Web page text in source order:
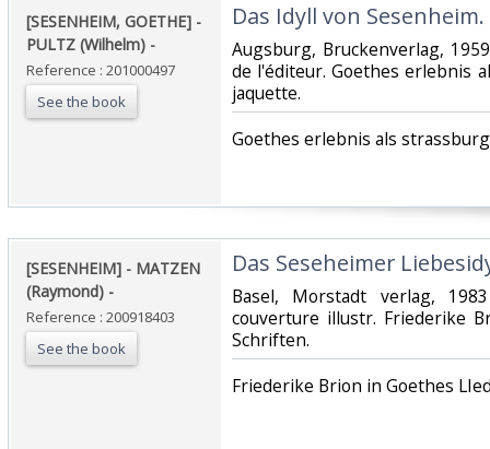
‎[SESENHEIM, GOETHE] -
PULTZ (Wilhelm) - ‎
Reference : 201000497
See the book
‎Das Idyll von Sesenheim. ‎
‎Augsburg, Bruckenverlag,
de l'éditeur. Goethes erlebnis
jaquette.‎
‎Goethes erlebnis als
‎[SESENHEIM] - MATZEN
(Raymond) - ‎
Reference : 200918403
See the book
‎Das Seseheimer
‎Basel, Morstadt verlag,
couverture illustr. Friederike
Schriften.‎
‎Friederike Brion in Goethes